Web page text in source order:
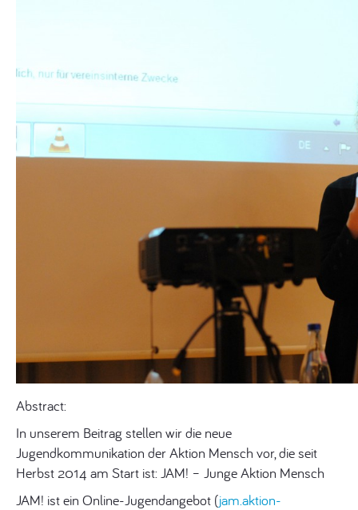
Abstract:
In unserem Beitrag stellen wir die neue
Jugendkommunikation der Aktion Mensch vor, die seit
Herbst 2014 am Start ist: JAM! – Junge Aktion Mensch
JAM! ist ein Online-Jugendangebot (jam.aktion-